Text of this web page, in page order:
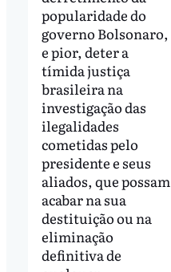
popularidade do
governo Bolsonaro,
e pior, deter a
tímida justiça
brasileira na
investigação das
ilegalidades
cometidas pelo
presidente e seus
aliados, que possam
acabar na sua
destituição ou na
eliminação
definitiva de